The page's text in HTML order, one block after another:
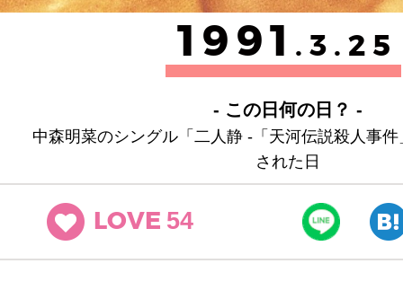
1991 .3.25
- この日何の日？ -
中森明菜のシングル「二人静 -「天河伝説殺人事
された日
LOVE 54